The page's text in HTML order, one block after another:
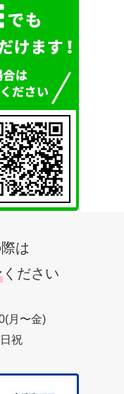
は
ください
月〜金)
祝